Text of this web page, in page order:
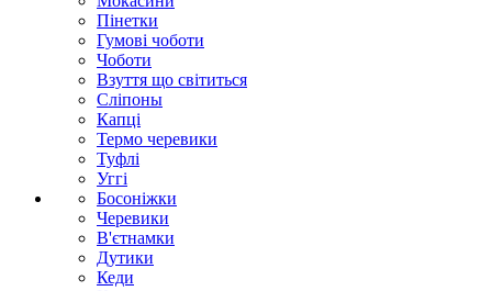
Пінетки
Гумові чоботи
Чоботи
Взуття що світиться
Сліпоны
Капці
Термо черевики
Туфлі
Уггі
Босоніжки
Черевики
В'єтнамки
Дутики
Кеди